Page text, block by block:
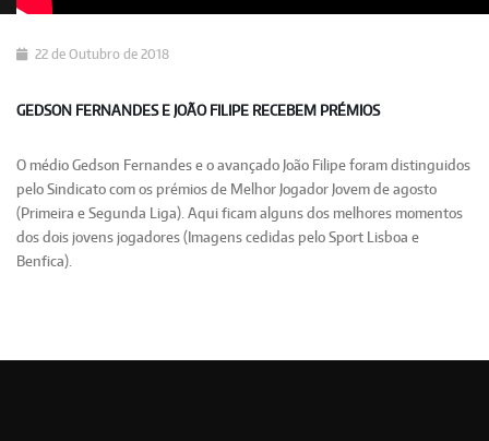
22 de Outubro de 2018
GEDSON FERNANDES E JOÃO FILIPE RECEBEM PRÉMIOS
O médio Gedson Fernandes e o avançado João Filipe foram distinguidos
pelo Sindicato com os prémios de Melhor Jogador Jovem de agosto
(Primeira e Segunda Liga). Aqui ficam alguns dos melhores momentos
dos dois jovens jogadores (Imagens cedidas pelo Sport Lisboa e
Benfica).